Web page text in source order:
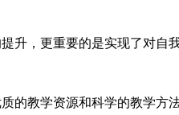
，更重要的是实现了对自
的教学资源和科学的教学方